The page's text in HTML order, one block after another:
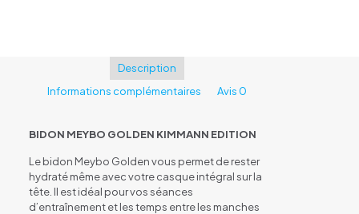
Description
Informations complémentaires
Avis 0
BIDON MEYBO GOLDEN KIMMANN EDITION
Le bidon Meybo Golden vous permet de rester
hydraté même avec votre casque intégral sur la
tête. Il est idéal pour vos séances
d’entraînement et les temps entre les manches